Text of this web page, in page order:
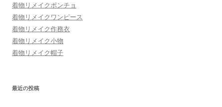
着物リメイクポンチョ
着物リメイクワンピース
着物リメイク作務衣
着物リメイク小物
着物リメイク帽子
最近の投稿